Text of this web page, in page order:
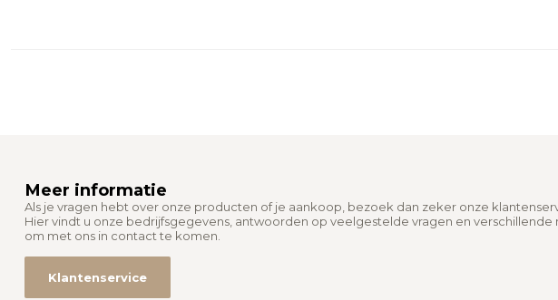
Meer informatie
Als je vragen hebt over onze producten of je aankoop, bezoek dan zeker onze
Hier vindt u onze bedrijfsgegevens, antwoorden op veelgestelde vragen en verschillende
om met ons in contact te komen.
Klantenservice